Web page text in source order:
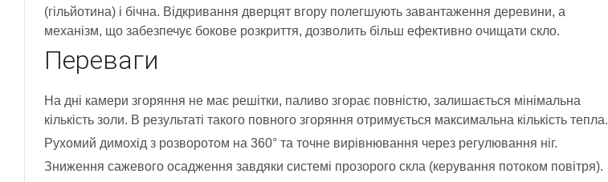
(гільйотина) і бічна. Відкривання дверцят вгору полегшують завантаження деревини, а
механізм, що забезпечує бокове розкриття, дозволить більш ефективно очищати скло.
Переваги
На дні камери згоряння не має решітки, паливо згорає повністю, залишається мінімальна
кількість золи. В результаті такого повного згоряння отримується максимальна кількість тепла.
Рухомий димохід з розворотом на 360° та точне вирівнювання через регулювання ніг.
Зниження сажевого осадження завдяки системі прозорого скла (керування потоком повітря).